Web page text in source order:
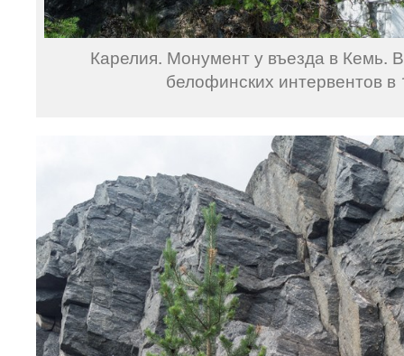
Карелия. Монумент у въезда в Кемь.
белофинских интервентов в